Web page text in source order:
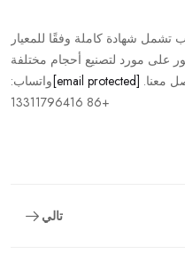
تشمل شهادة كاملة وفقًا للمعيار
على مورد لتصنيع أحجام مختلفة
معنا. [email protected]
واتساب:
+86 13311796416
تالي